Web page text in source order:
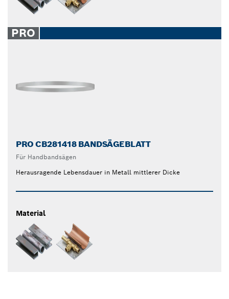
PRO
PRO CB281418 BANDSÄGEBLATT
Für Handbandsägen
Herausragende Lebensdauer in Metall mittlerer Dicke
Material